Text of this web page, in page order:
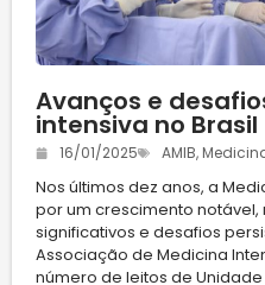
Avanços e
intensiva no Brasil
16/01/2025 AMIB,
Nos últimos dez anos, a
por um crescimento
significativos e desafios
Associação de Medicina
número de leitos de